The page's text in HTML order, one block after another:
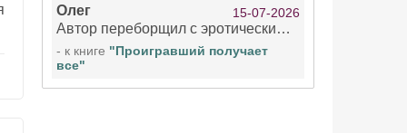
Олег 15-07-2026
Автор переборщил с эротическими сценами. Похоже, с этим у него проблемы.
- к книге "Проигравший получает
все"